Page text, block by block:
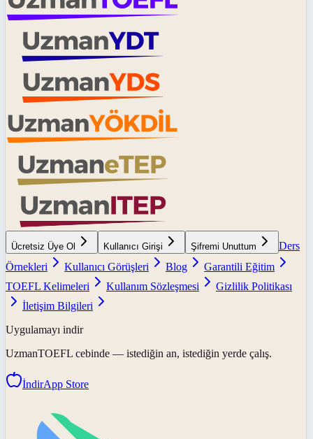
Ücretsiz Üye Ol Kullanıcı Girişi Şifremi Unuttum
Ders
Örnekleri
Kullanıcı Görüşleri Blog
Garantili Eğitim
TOEFL Kelimeleri
Kullanım Sözleşmesi
Gizlilik Politikası
İletişim Bilgileri
Uygulamayı indir
UzmanTOEFL cebinde — istediğin an, istediğin yerde çalış.
İndirApp Store